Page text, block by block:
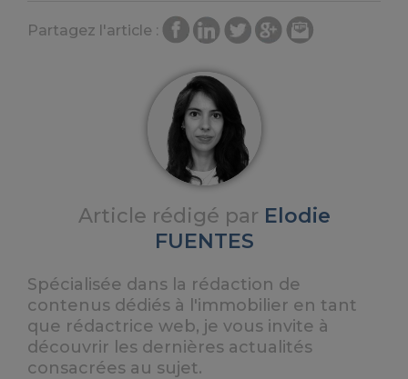
Partagez l'article :
Article rédigé par Elodie
FUENTES
Spécialisée dans la rédaction de
contenus dédiés à l'immobilier en tant
que rédactrice web, je vous invite à
découvrir les dernières actualités
consacrées au sujet.